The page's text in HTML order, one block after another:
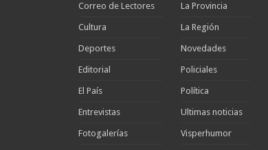
Correo de Lectores
Cultura
Deportes
Editorial
El País
Entrevistas
Fotogalerías
La Provincia
La Región
Novedades
Policiales
Política
Ultimas noticias
Visperhumor